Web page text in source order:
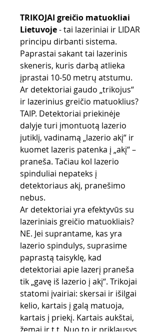
TRIKOJAI greičio matuokliai
Lietuvoje- tai lazeriniai ir LIDAR
principu dirbanti sistema.
Paprastai sakant tai lazerinis
skeneris, kuris darbą atlieka
įprastai 10-50 metrų atstumu.
Ar detektoriai gaudo „trikojus“
ir lazerinius greičio matuoklius?
TAIP. Detektoriai priekinėje
dalyje turi įmontuotą lazerio
jutiklį, vadinamą „lazerio akį“ ir
kuomet lazeris patenka į „akį“ –
praneša. Tačiau kol lazerio
spinduliai nepateks į
detektoriaus akį, pranešimo
nebus.
Ar detektoriai yra efektyvūs su
lazeriniais greičio matuokliais?
NE. Jei suprantame, kas yra
lazerio spindulys, suprasime
paprastą taisyklę, kad
detektoriai apie lazerį praneša
tik „gavę iš lazerio į akį“. Trikojai
statomi įvairiai: skersai ir išilgai
kelio, kartais į galą matuoja,
kartais į priekį. Kartais aukštai,
žemai ir t.t. Nuo to ir priklausys,